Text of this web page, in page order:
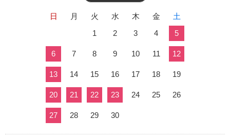
日 月 火 水 木 金
土
1
2 3 4 5
6 7 8 9 10 11 12
13 14 15 16 17 18 19
20 21 22 23 24 25 26
27 28 29 30